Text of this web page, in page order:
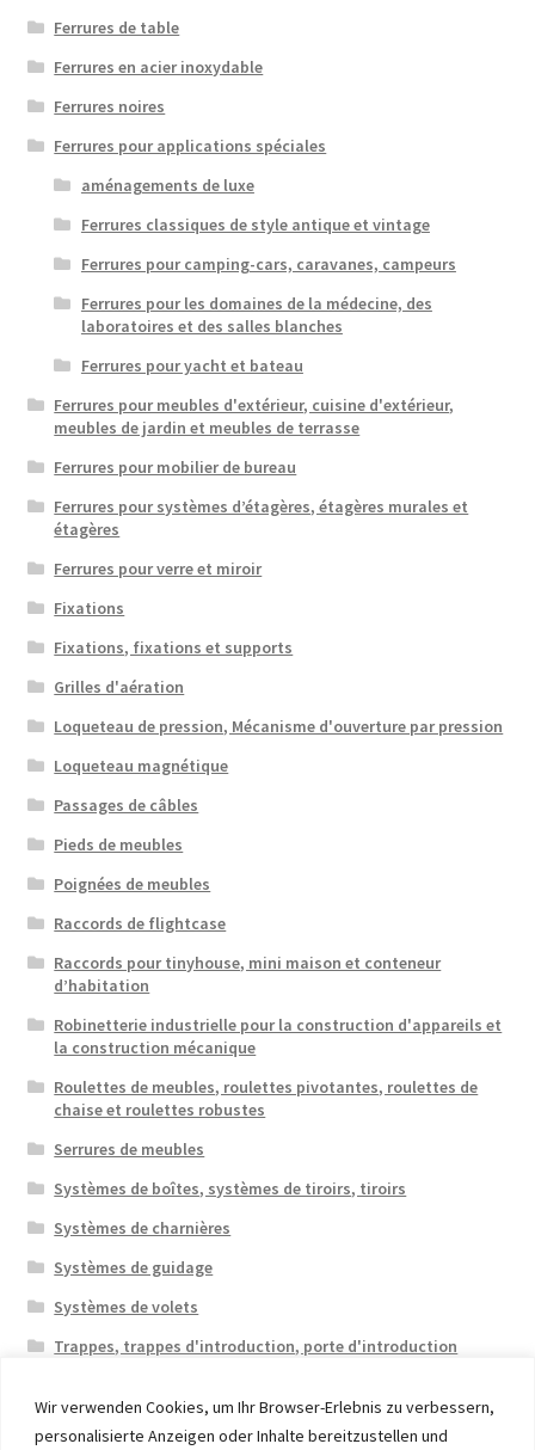
Wir verwenden Cookies, um Ihr Browser-Erlebnis zu verbessern,
personalisierte Anzeigen oder Inhalte bereitzustellen und
Ferrures de table
Ferrures en acier inoxydable
Ferrures noires
Ferrures pour applications spéciales
aménagements de luxe
Ferrures classiques de style antique et vintage
Ferrures pour camping-cars, caravanes, campeurs
Ferrures pour les domaines de la médecine, des
laboratoires et des salles blanches
Ferrures pour yacht et bateau
Ferrures pour meubles d'extérieur, cuisine d'extérieur,
meubles de jardin et meubles de terrasse
Ferrures pour mobilier de bureau
Ferrures pour systèmes d’étagères, étagères murales et
étagères
Ferrures pour verre et miroir
Fixations
Fixations, fixations et supports
Grilles d'aération
Loqueteau de pression, Mécanisme d'ouverture par pression
Loqueteau magnétique
Passages de câbles
Pieds de meubles
Poignées de meubles
Raccords de flightcase
Raccords pour tinyhouse, mini maison et conteneur
d’habitation
Robinetterie industrielle pour la construction d'appareils et
la construction mécanique
Roulettes de meubles, roulettes pivotantes, roulettes de
chaise et roulettes robustes
Serrures de meubles
Systèmes de boîtes, systèmes de tiroirs, tiroirs
Systèmes de charnières
Systèmes de guidage
Systèmes de volets
Trappes, trappes d'introduction, porte d'introduction